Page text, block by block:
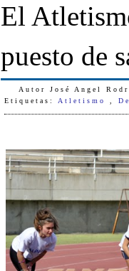
El
puesto de
Autor José Angel
Etiquetas: Atletismo